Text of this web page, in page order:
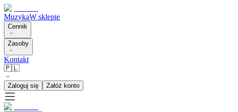
MuzykaW sklepie
Cennik
Zasoby
Kontakt
🇵🇱
Zaloguj się Załóż konto